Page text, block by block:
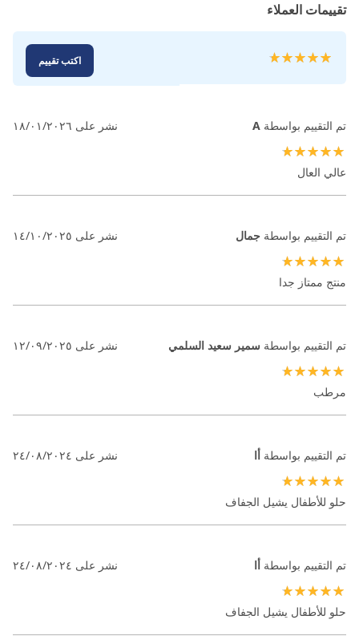
تقييمات العملاء
تقييم:
اكتب تقييم
تم التقييم بواسطة A نشر على ١٨/٠١/٢٠٢٦
عالي العال
تم التقييم بواسطة جمال نشر على ١٤/١٠/٢٠٢٥
منتج ممتاز جدا
تم التقييم بواسطة سمير سعيد السلمي نشر على ١٢/٠٩/٢٠٢٥
مرطب
تم التقييم بواسطة أا نشر على ٢٤/٠٨/٢٠٢٤
حلو للأطفال يشيل الجفاف
تم التقييم بواسطة أا نشر على ٢٤/٠٨/٢٠٢٤
حلو للأطفال يشيل الجفاف